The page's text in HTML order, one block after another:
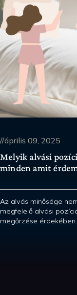
//április 09, 2025
Melyik alvási
minden amit
Az alvás minősége
megfelelő alvási
megőrzése érdekében.